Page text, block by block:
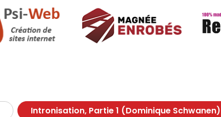
Intronisation, Partie 1 (Dominique Schwanen)